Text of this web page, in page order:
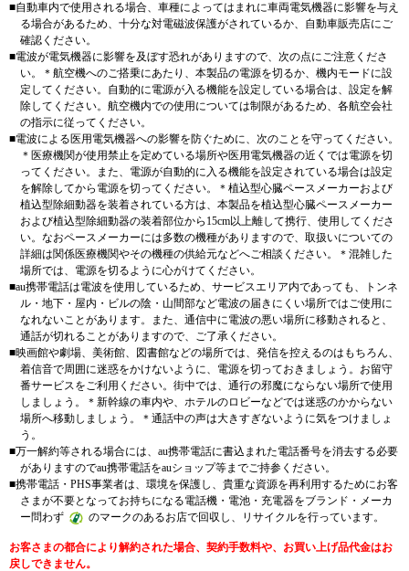
■自動車内で使用される場合、車種によってはまれに車両電気機器に影響を与え
る場合があるため、十分な対電磁波保護がされているか、自動車販売店にご
確認ください。
■電波が電気機器に影響を及ぼす恐れがありますので、次の点にご注意くださ
い。
＊ 航空機へのご搭乗にあたり、本製品の電源を切るか、機内モードに設
定してください。自動的に電源が入る機能を設定している場合は、設定を解
除してください。航空機内での使用については制限があるため、各航空会社
の指示に従ってください。
■電波による医用電気機器への影響を防ぐために、次のことを守ってください。
＊ 医療機関が使用禁止を定めている場所や医用電気機器の近くでは電源を切
ってください。また、電源が自動的に入る機能を設定されている場合は設定
を解除してから電源を切ってください。
＊ 植込型心臓ペースメーカーおよび
植込型除細動器を装着されている方は、本製品を植込型心臓ペースメーカー
および植込型除細動器の装着部位から15cm以上離して携行、使用してくださ
い。なおペースメーカーには多数の機種がありますので、取扱いについての
詳細は関係医療機関やその機種の供給元などへご相談ください。
＊ 混雑した
場所では、電源を切るように心がけてください。
■au携帯電話は電波を使用しているため、サービスエリア内であっても、トンネ
ル・地下・屋内・ビルの陰・山間部など電波の届きにくい場所ではご使用に
なれないことがあります。また、通信中に電波の悪い場所に移動されると、
通話が切れることがありますので、ご了承ください。
■映画館や劇場、美術館、図書館などの場所では、発信を控えるのはもちろん、
着信音で周囲に迷惑をかけないように、電源を切っておきましょう。お留守
番サービスをご利用ください。街中では、通行の邪魔にならない場所で使用
しましょう。
＊ 新幹線の車内や、ホテルのロビーなどでは迷惑のかからない
場所へ移動しましょう。
＊ 通話中の声は大きすぎないように気をつけましょ
う。
■万一解約等される場合には、au携帯電話に書込まれた電話番号を消去する必要
がありますのでau携帯電話をauショップ等までご持参ください。
■携帯電話・PHS事業者は、環境を保護し、貴重な資源を再利用するためにお客
さまが不要となってお持ちになる電話機・電池・充電器をブランド・メーカ
ー問わず
のマークのあるお店で回収し、リサイクルを行っています。
お客さまの都合により解約された場合、契約手数料や、お買い上げ品代金はお
戻しできません。